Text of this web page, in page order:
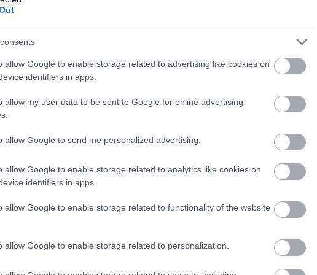
allow Google to enable storage related to advertising like cookies on
identifiers in apps.
allow my user data to be sent to Google for online advertising
allow Google to send me personalized advertising.
allow Google to enable storage related to analytics like cookies on
identifiers in apps.
allow Google to enable storage related to functionality of the website
allow Google to enable storage related to personalization.
Klæbo vant fellesstarten i Val di Fiemme på suvernt vis.
på andre etappe av Tour de Ski.
10-kilometer klassisk med intervallstart i Lenzerheide.Et
.
på finaleetappen.
21-åringen ble nummer tre på
i årene som kommer.